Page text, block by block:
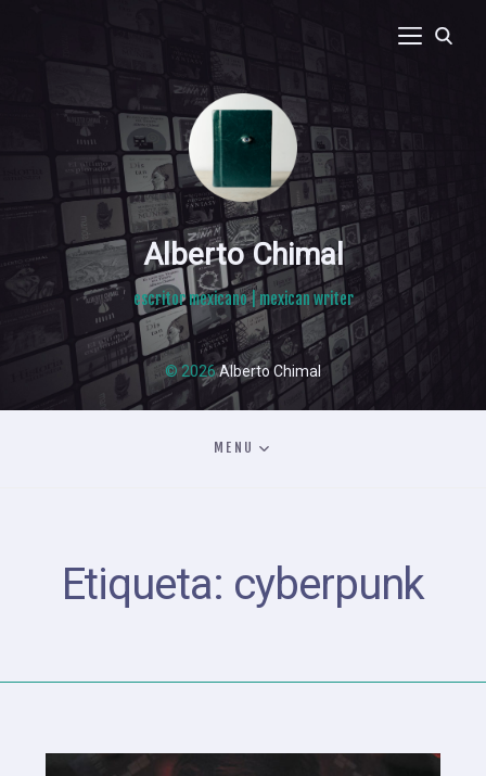
Alberto Chimal
escritor mexicano | mexican writer
© 2026Alberto Chimal
MENU
Etiqueta: cyberpunk